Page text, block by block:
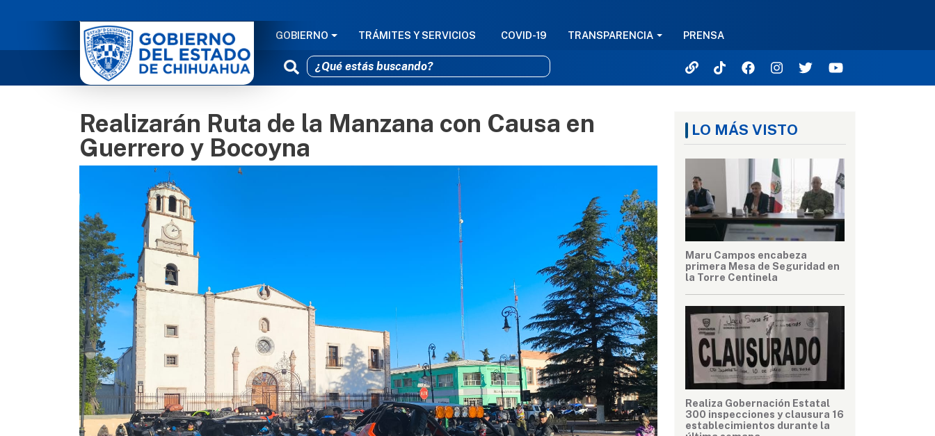
Pasar al contenido principal
NAVEGACIÓN PRINCIPAL
GOBIERNO TRÁMITES Y SERVICIOS COVID-19 TRANSPARENCIA PRENSA
Realizarán Ruta de la Manzana con Causa en
Guerrero y Bocoyna
LO MÁS VISTO
Maru Campos encabeza
primera Mesa de Seguridad en
la Torre Centinela
Realiza Gobernación Estatal
300 inspecciones y clausura 16
establecimientos durante la